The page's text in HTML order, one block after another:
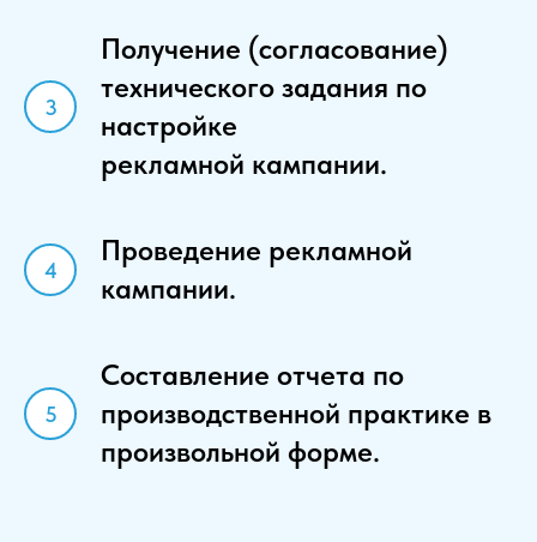
Получение (согласование)
технического задания по
настройке
рекламной кампании.
Проведение рекламной
кампании.
Составление отчета по
производственной практике в
произвольной форме.